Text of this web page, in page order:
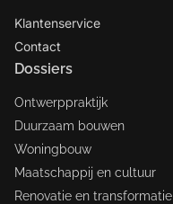
Klantenservice
Contact
Dossiers
Ontwerppraktijk
Duurzaam bouwen
Woningbouw
Maatschappij en cultuur
Renovatie en transformatie